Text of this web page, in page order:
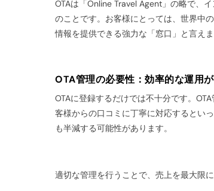
OTAは「Online Travel Agent」の略で、
のことです。お客様にとっては、世界中
情報を提供できる強力な「窓口」と言えま
OTA管理の必要性：効率的な運用
OTAに登録するだけでは不十分です。
客様からの口コミに丁寧に対応するとい
も半減する可能性があります。
適切な管理を行うことで、売上を最大限